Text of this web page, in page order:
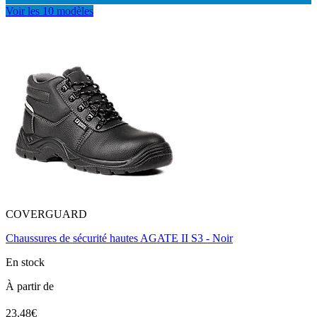
Voir les 10 modèles
COVERGUARD
Chaussures de sécurité hautes AGATE II S3 - Noir
En stock
À partir de
23.48€